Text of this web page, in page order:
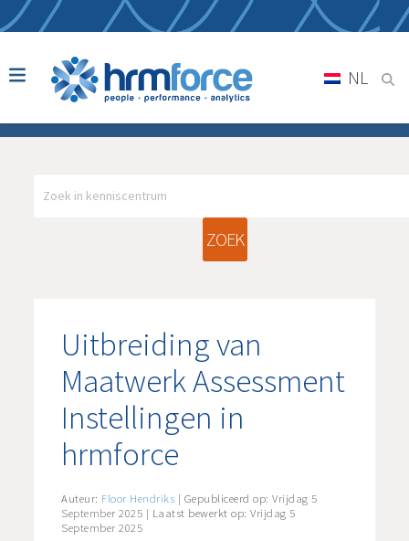
NL
ZOEK
Uitbreiding van
Maatwerk Assessment
Instellingen in
hrmforce
Auteur: Floor Hendriks | Gepubliceerd op:Vrijdag 5
September 2025 | Laatst bewerkt op:Vrijdag 5
September 2025